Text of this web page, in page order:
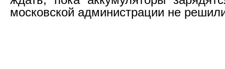
московской администрации не